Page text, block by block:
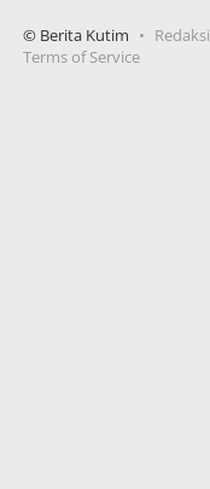
© Berita Kutim Redaksi
Terms of Service